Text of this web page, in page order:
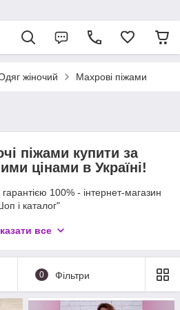
жіночий Махрові піжами
піжами купити за
цінами в Україні!
100% - інтернет-магазин
і каталог"
Жіноча тепла махрова піжама -
онлайн — ми швидко
з вибором. Більше товарів
на
головній сторінціабо в розділі
все
0 Фільтри